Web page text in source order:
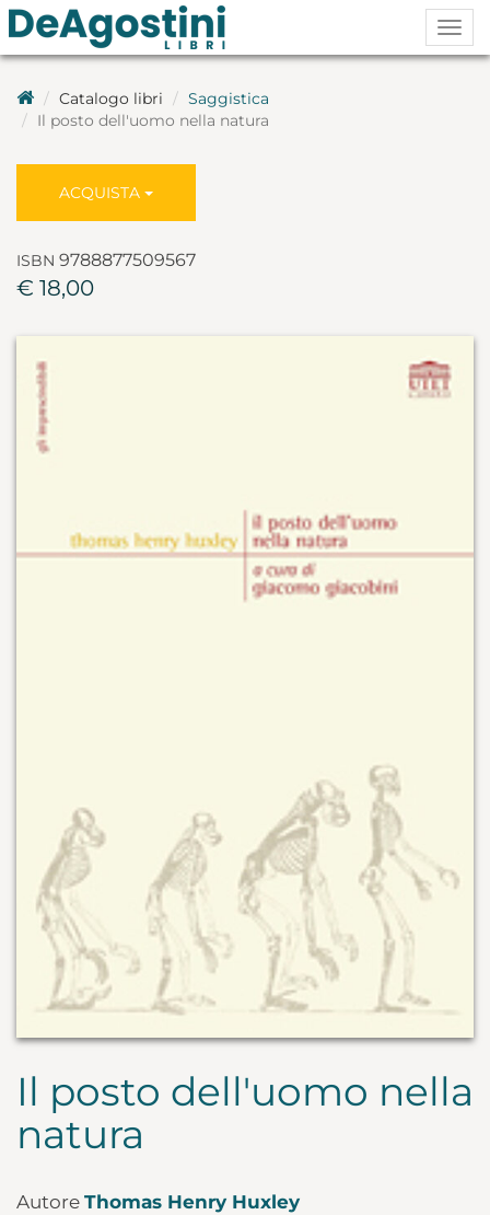
Catalogo libri
Saggistica
Il posto dell'uomo nella natura
ACQUISTA
ISBN 9788877509567
€ 18,00
Il posto dell'uomo nella
natura
Autore Thomas Henry Huxley